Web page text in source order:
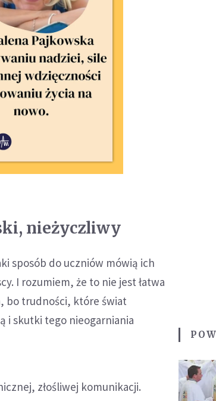
nieżyczliwy
sposób do uczniów mówią ich
I rozumiem, że to nie jest łatwa
bo trudności, które świat
i skutki tego nieogarniania
złośliwej komunikacji.